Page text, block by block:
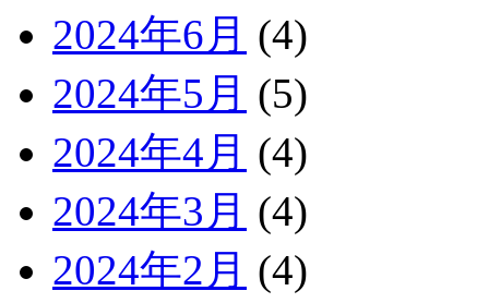
2024年6月 (4)
2024年5月 (5)
2024年4月 (4)
2024年3月 (4)
2024年2月 (4)